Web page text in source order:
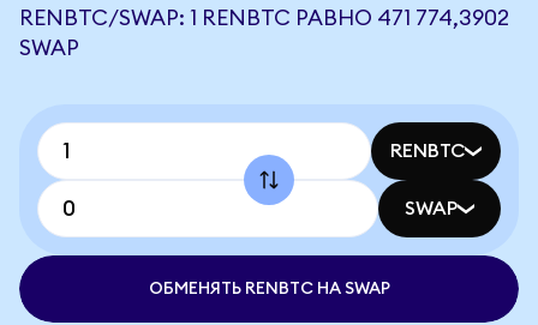
RENBTC/SWAP: 1 RENBTC РАВНО 471 774,3902
SWAP
RENBTC
SWAP
ОБМЕНЯТЬ RENBTC НА SWAP